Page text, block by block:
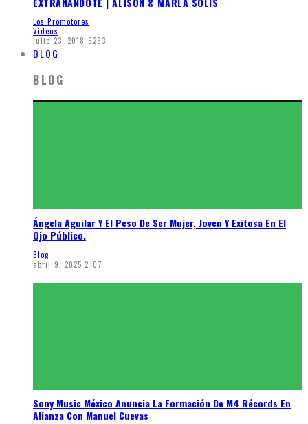
Los Promotores
Videos
julio 23, 2018 6263
BLOG
BLOG
Ángela Aguilar Y El Peso De Ser Mujer, Joven Y Exitosa En El
Ojo Público.
Blog
abril 9, 2025 2107
Sony Music México Anuncia La Formación De M4 Récords En
Alianza Con Manuel Cuevas